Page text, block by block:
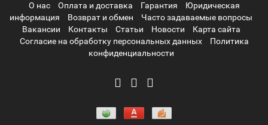
О нас Оплата и доставка Гарантия
Юридическая
информация
Возврат и обмен
Часто задаваемые вопросы
Вакансии
Контакты Статьи Новости
Карта сайта
Согласие на обработку персональных данных
Политика
конфиденциальности